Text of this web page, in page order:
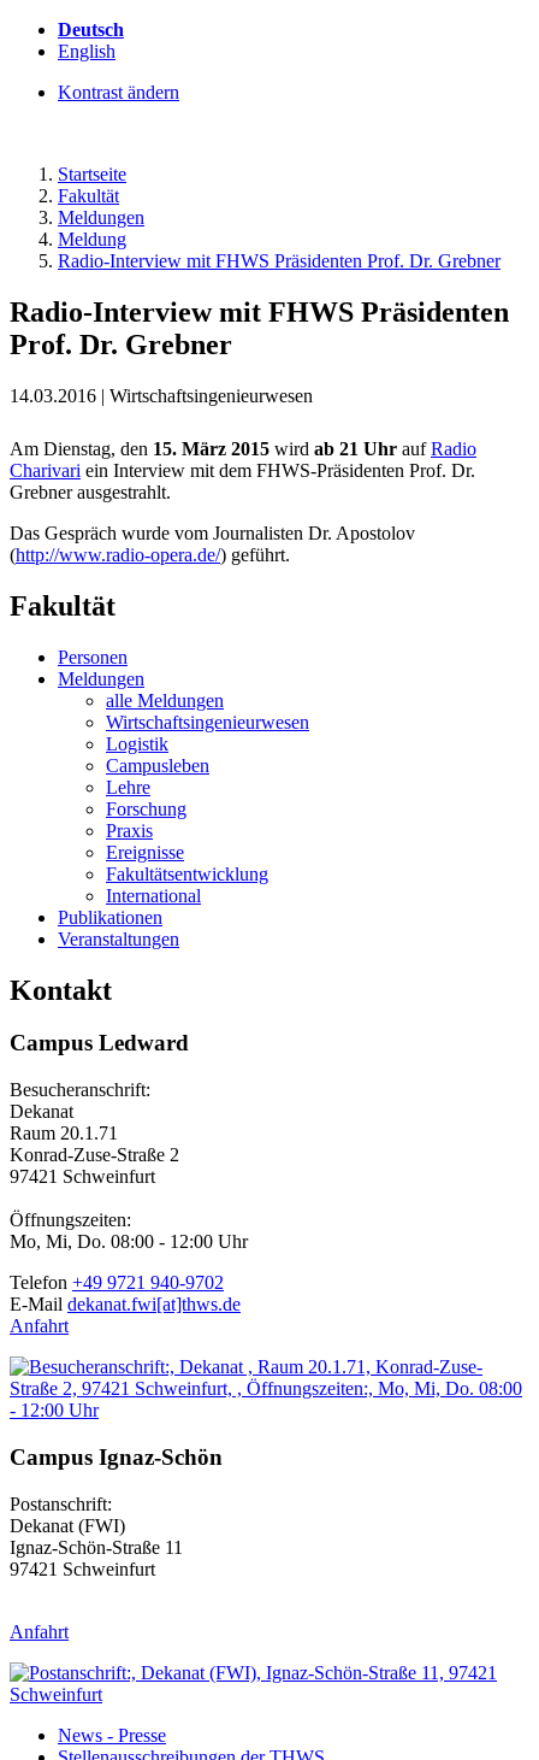
Deutsch
English
Kontrast ändern
Startseite
Fakultät
Meldungen
Meldung
Radio-Interview mit FHWS Präsidenten Prof. Dr. Grebner
Radio-Interview mit FHWS Präsidenten
Prof. Dr. Grebner
14.03.2016 | Wirtschaftsingenieurwesen
Am Dienstag, den 15. März 2015 wird ab 21 Uhr aufRadio
Charivari ein Interview mit dem FHWS-Präsidenten Prof. Dr.
Grebner ausgestrahlt.
Das Gespräch wurde vom Journalisten Dr. Apostolov
(http://www.radio-opera.de/) geführt.
Fakultät
Personen
Meldungen
alle Meldungen
Wirtschaftsingenieurwesen
Logistik
Campusleben
Lehre
Forschung
Praxis
Ereignisse
Fakultätsentwicklung
International
Publikationen
Veranstaltungen
Kontakt
Campus Ledward
Besucheranschrift:
Dekanat
Raum 20.1.71
Konrad-Zuse-Straße 2
97421 Schweinfurt
Öffnungszeiten:
Mo, Mi, Do. 08:00 - 12:00 Uhr
Telefon +49 9721 940-9702
E-Mail dekanat.fwi[at]thws.de
Anfahrt
Campus Ignaz-Schön
Postanschrift:
Dekanat (FWI)
Ignaz-Schön-Straße 11
97421 Schweinfurt
Anfahrt
News - Presse